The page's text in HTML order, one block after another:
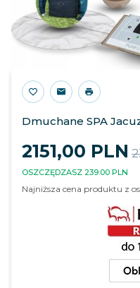
Dmuchane SPA
2151,00 PLN
OSZCZĘDZASZ 239.00 PLN
Najniższa cena produktu z